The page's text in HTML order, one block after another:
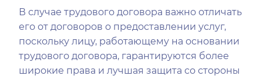
В случае трудового договора важно отличать
его от договоров о предоставлении услуг,
поскольку лицу, работающему на основании
трудового договора, гарантируются более
широкие права и лучшая защита со стороны